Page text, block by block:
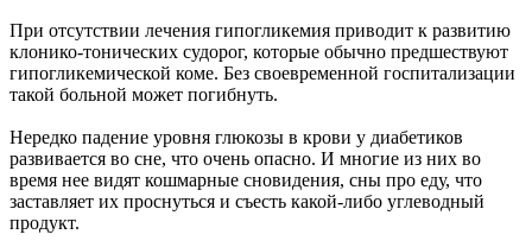
При отсутствии лечения гипогликемия приводит к развитию
клонико-тонических судорог, которые обычно предшествуют
гипогликемической коме. Без своевременной госпитализации
такой больной может погибнуть.
Нередко падение уровня глюкозы в крови у диабетиков
развивается во сне, что очень опасно. И многие из них во
время нее видят кошмарные сновидения, сны про еду, что
заставляет их проснуться и съесть какой-либо углеводный
продукт.